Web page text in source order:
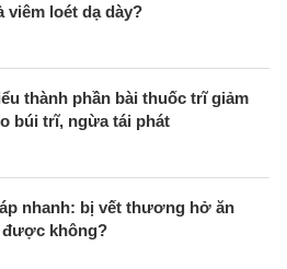
viêm loét dạ dày?
thành phần bài thuốc trĩ giảm
búi trĩ, ngừa tái phát
nhanh: bị vết thương hở ăn
không?